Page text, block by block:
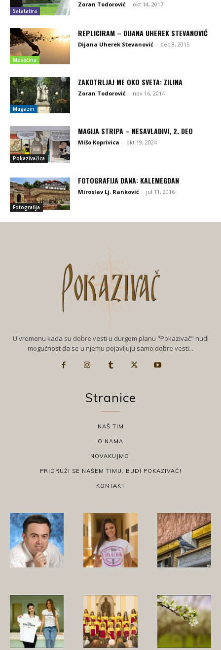
Satatatira
Zoran Todorović - okt 14, 2017
Mesečina
REPLICIRAM – DIJANA UHEREK STEVANOVIĆ
Dijana Uherek Stevanović - dec 8, 2015
Magazin
ZAKOTRLJAJ ME OKO SVETA: ZILINA
Zoran Todorović - nov 16, 2014
Pokazivačica
MAGIJA STRIPA – NESAVLADIVI, 2. DEO
Mišo Koprivica - okt 19, 2024
Fotografija
FOTOGRAFIJA DANA: KALEMEGDAN
Miroslav Lj. Ranković - jul 11, 2016
U vremenu kada su dobre vesti u durgom planu "Pokazivač" nudi
mogućnost da se u njemu pojavljuju samo dobre vesti...
Stranice
NAŠ TIM
O NAMA
NOVAKUJMO!
PRIDRUŽI SE NAŠEM TIMU, BUDI POKAZIVAČ!
KONTAKT